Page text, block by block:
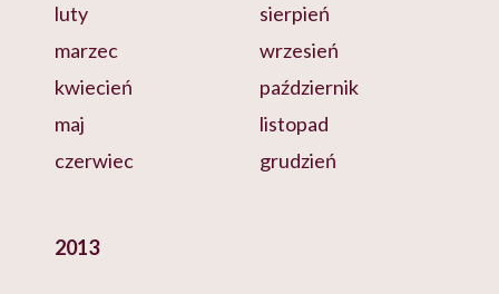
luty
marzec
kwiecień
maj
czerwiec
sierpień
wrzesień
październik
listopad
grudzień
2013